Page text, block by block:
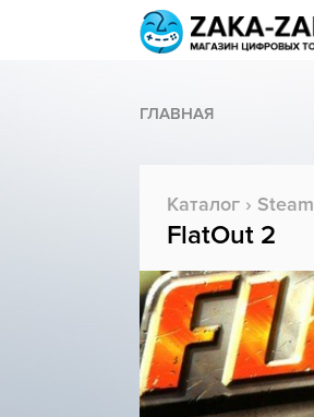
ГЛАВНАЯ
Каталог › Steam
FlatOut 2